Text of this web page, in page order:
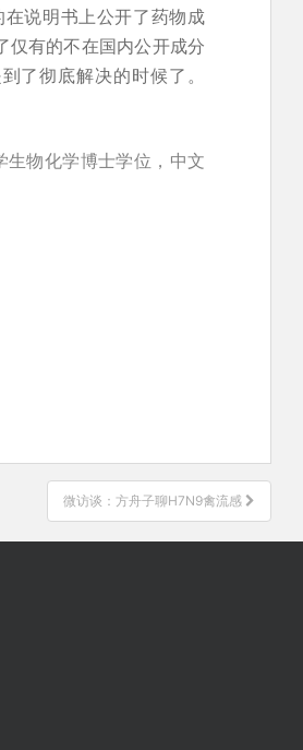
说明书上公开了药物成
仅有的不在国内公开成分
了彻底解决的时候了。
物化学博士学位，中文
微访谈：方舟子聊H7N9禽流感